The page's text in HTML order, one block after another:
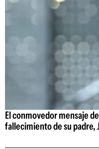
El conmovedor mensaje
fallecimiento de su padre,